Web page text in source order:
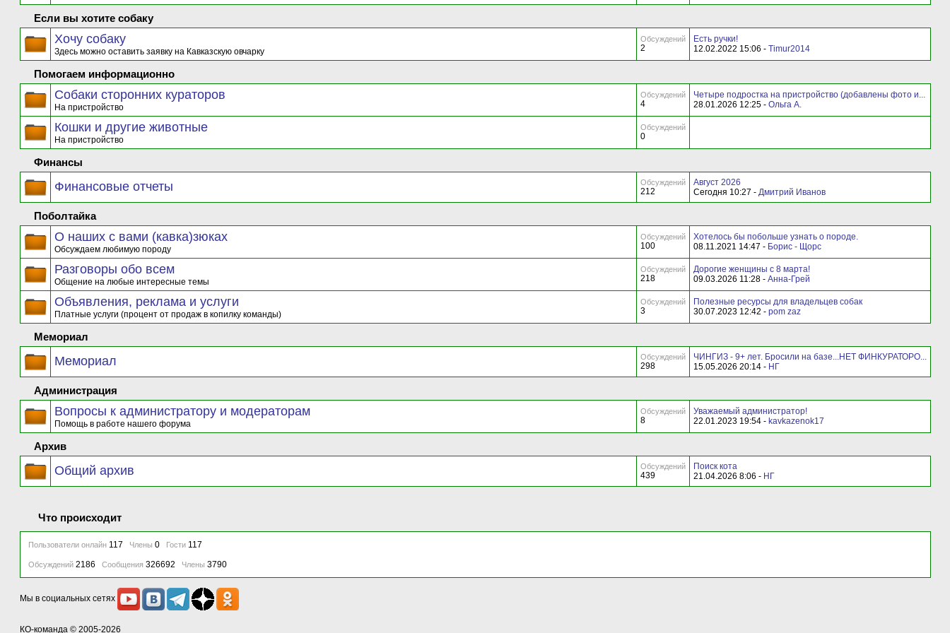
Если вы хотите собаку
Хочу собаку
Здесь можно оставить заявку на Кавказскую овчарку
Обсуждений
2
Есть ручки!
12.02.2022 15:06 - Timur2014
Помогаем информационно
Собаки сторонних кураторов
На пристройство
Обсуждений
4
Четыре подростка на пристройство (добавлены фото и...
28.01.2026 12:25 - Ольга А.
Кошки и другие животные
На пристройство
Обсуждений
0
Финансы
Финансовые отчеты Обсуждений
212
Август 2026
Сегодня 10:27 - Дмитрий Иванов
Поболтайка
О наших с вами (кавка)зюках
Обсуждаем любимую породу
Обсуждений
100
Хотелось бы побольше узнать о породе.
08.11.2021 14:47 - Борис - Щорс
Разговоры обо всем
Общение на любые интересные темы
Обсуждений
218
Дорогие женщины с 8 марта!
09.03.2026 11:28 - Анна-Грей
Объявления, реклама и услуги
Платные услуги (процент от продаж в копилку команды)
Обсуждений
3
Полезные ресурсы для владельцев собак
30.07.2023 12:42 - pom zaz
Мемориал
Мемориал Обсуждений
298
ЧИНГИЗ - 9+ лет. Бросили на базе...НЕТ ФИНКУРАТОРО...
15.05.2026 20:14 - НГ
Администрация
Вопросы к администратору и модераторам
Помощь в работе нашего форума
Обсуждений
8
Уважаемый администратор!
22.01.2023 19:54 - kavkazenok17
Архив
Общий архив Обсуждений
439
Поиск кота
21.04.2026 8:06 - НГ
Что происходит
Пользователи онлайн 117 Члены 0 Гости 117
Обсуждений 2186 Сообщения 326692 Члены 3790
Мы в социальных сетях
КО-команда © 2005-2026